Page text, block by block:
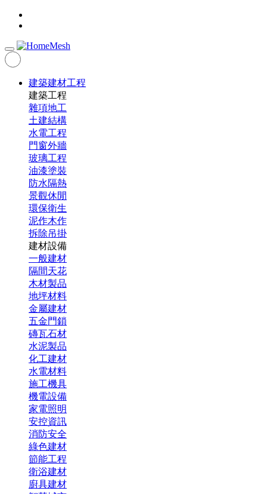
建築建材工程
建築工程
雜項地工
土建結構
水電工程
門窗外牆
玻璃工程
油漆塗裝
防水隔熱
景觀休閒
環保衛生
泥作木作
拆除吊掛
建材設備
一般建材
隔間天花
木材製品
地坪材料
金屬建材
五金門鎖
磚瓦石材
水泥製品
化工建材
水電材料
施工機具
機電設備
家電照明
安控資訊
消防安全
綠色建材
節能工程
衛浴建材
廚具建材